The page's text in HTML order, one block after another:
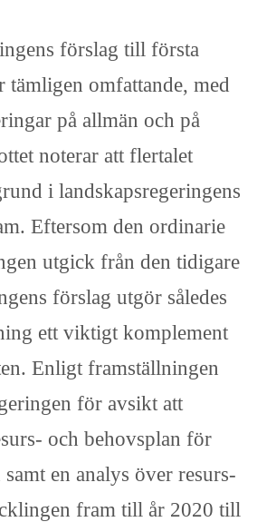
förslag till första
tämligen omfattande, med
på allmän och på
noterar att flertalet
i landskapsregeringens
Eftersom den ordinarie
utgick från den tidigare
förslag utgör således
ett viktigt komplement
Enligt framställningen
för avsikt att
och behovsplan för
en analys över resurs-
fram till år 2020 till